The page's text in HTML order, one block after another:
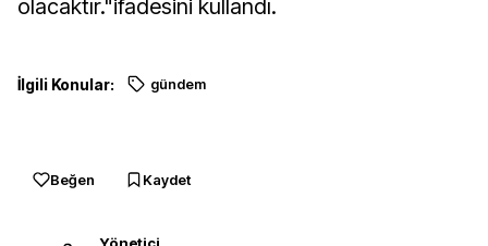
olacaktır."ifadesini kullandı.
İlgili Konular: gündem
Beğen Kaydet
Yönetici